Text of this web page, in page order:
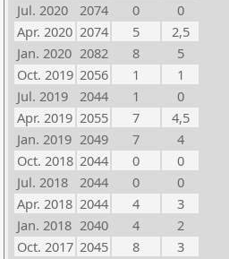
Jul. 2020
2074 0
0
Apr. 2020 2074 5
2,5
Jan. 2020 2082 8
5
Oct. 2019 2056 1
1
Jul. 2019
2044 1
0
Apr. 2019 2055 7
4,5
Jan. 2019 2049 7
4
Oct. 2018 2044 0
0
Jul. 2018
2044 0
0
Apr. 2018 2044 4
3
Jan. 2018 2040 4
2
Oct. 2017 2045 8
3